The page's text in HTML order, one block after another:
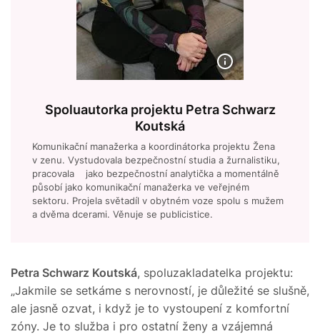
Spoluautorka projektu Petra Schwarz
Koutská
Komunikační manažerka a koordinátorka projektu Žena
v zenu. Vystudovala bezpečnostní studia a žurnalistiku,
pracovala jako bezpečnostní analytička a momentálně
působí jako komunikační manažerka ve veřejném
sektoru. Projela světadíl v obytném voze spolu s mužem
a dvěma dcerami. Věnuje se publicistice.
Petra Schwarz Koutská, spoluzakladatelka projektu:
„Jakmile se setkáme s nerovností, je důležité se slušně,
ale jasně ozvat, i když je to vystoupení z komfortní
zóny. Je to služba i pro ostatní ženy a vzájemná